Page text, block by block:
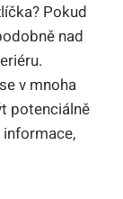
Pokud
nad
v mnoha
potenciálně